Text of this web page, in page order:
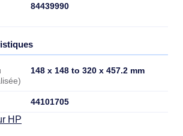
84439990
148 x 148 to 320 x 457.2 mm
44101705
HP